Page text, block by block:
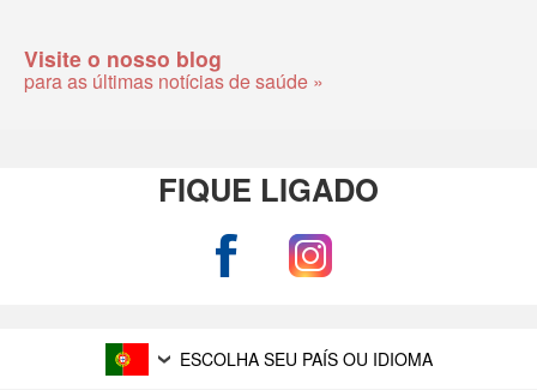
Visite o nosso blog
para as últimas notícias de saúde »
FIQUE LIGADO
ESCOLHA SEU PAÍS OU IDIOMA